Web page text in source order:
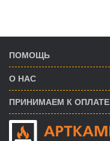
ПОМОЩЬ
О НАС
ПРИНИМАЕМ К ОПЛАТЕ